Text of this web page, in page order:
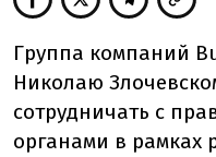
Группа компаний
Николаю
сотрудничать с
органами в рамках